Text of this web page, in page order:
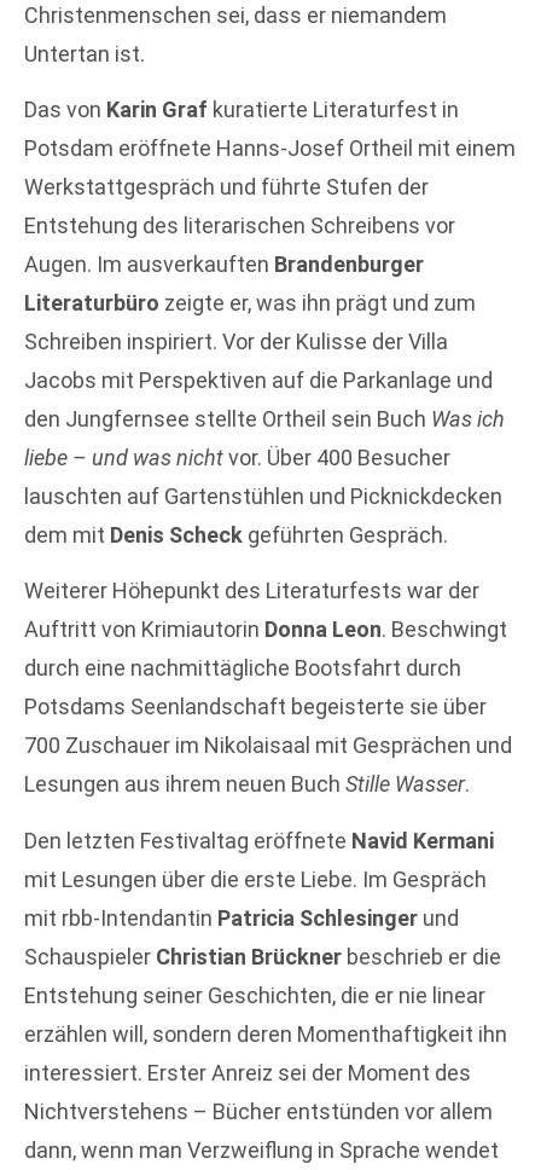
Christenmenschen sei, dass er niemandem
Untertan ist.
Das von Karin Graf kuratierte Literaturfest in
Potsdam eröffnete Hanns-Josef Ortheil mit einem
Werkstattgespräch und führte Stufen der
Entstehung des literarischen Schreibens vor
Augen. Im ausverkauften Brandenburger
Literaturbüro zeigte er, was ihn prägt und zum
Schreiben inspiriert. Vor der Kulisse der Villa
Jacobs mit Perspektiven auf die Parkanlage und
den Jungfernsee stellte Ortheil sein Buch Was ich
liebe – und was nichtvor. Über 400 Besucher
lauschten auf Gartenstühlen und Picknickdecken
dem mit Denis Scheck geführten Gespräch.
Weiterer Höhepunkt des Literaturfests war der
Auftritt von Krimiautorin Donna Leon. Beschwingt
durch eine nachmittägliche Bootsfahrt durch
Potsdams Seenlandschaft begeisterte sie über
700 Zuschauer im Nikolaisaal mit Gesprächen und
Lesungen aus ihrem neuen Buch Stille Wasser.
Den letzten Festivaltag eröffnete Navid Kermani
mit Lesungen über die erste Liebe. Im Gespräch
mit rbb-Intendantin Patricia Schlesinger und
Schauspieler Christian Brückner beschrieb er die
Entstehung seiner Geschichten, die er nie linear
erzählen will, sondern deren Momenthaftigkeit ihn
interessiert. Erster Anreiz sei der Moment des
Nichtverstehens – Bücher entstünden vor allem
dann, wenn man Verzweiflung in Sprache wendet